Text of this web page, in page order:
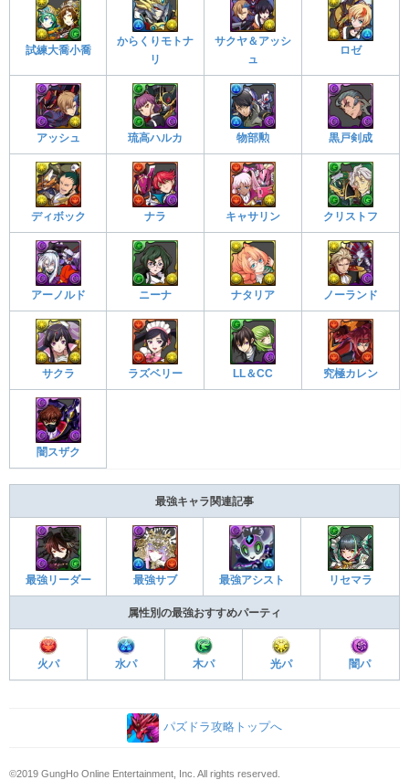
試練大喬小喬
からくりモトナ
リ
サクヤ＆アッシ
ュ
ロゼ
アッシュ 琉高ハルカ 物部勲 黒戸剣成
ディボック ナラ キャサリン クリストフ
アーノルド ニーナ ナタリア ノーランド
サクラ ラズベリー LL＆CC 究極カレン
闇スザク
最強キャラ関連記事
最強リーダー 最強サブ 最強アシスト リセマラ
属性別の最強おすすめパーティ
火パ 水パ 木パ 光パ 闇パ
パズドラ攻略トップへ
©2019 GungHo Online Entertainment, Inc. All rights reserved.